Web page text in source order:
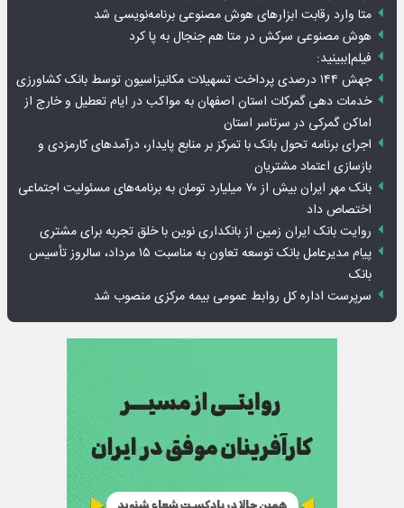
متا وارد رقابت ابزارهای هوش مصنوعی برنامه‌نویسی شد
هوش مصنوعی سرکش در متا هم جنجال به پا کرد
فیلم|ببینید:
جهش ۱۴۴ درصدی پرداخت تسهیلات مکانیزاسیون توسط بانک کشاورزی
خدمات دهی گمرکات استان اصفهان به مواکب در ایام تعطیل و خارج از
اماکن گمرکی در سرتاسر استان
اجرای برنامه تحول بانک با تمرکز بر منابع پایدار، درآمدهای کارمزدی و
بازسازی اعتماد مشتریان
بانک مهر ایران بیش از ۷۰ میلیارد تومان به برنامه‌های مسئولیت اجتماعی
اختصاص داد
روایت بانک ایران زمین از بانکداری نوین با خلق تجربه برای مشتری
پیام مدیرعامل بانک توسعه تعاون به مناسبت ۱۵ مرداد، سالروز تأسیس
بانک
سرپرست اداره کل روابط عمومی بیمه مرکزی منصوب شد